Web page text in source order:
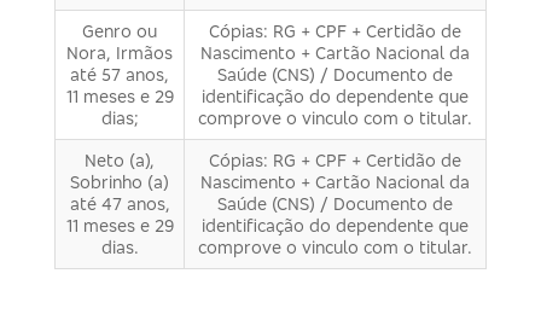
Genro ou
Nora, Irmãos
até 57 anos,
11 meses e 29
dias;
Cópias: RG + CPF + Certidão de
Nascimento + Cartão Nacional da
Saúde (CNS) / Documento de
identificação do dependente que
comprove o vinculo com o titular.
Neto (a),
Sobrinho (a)
até 47 anos,
11 meses e 29
dias.
Cópias: RG + CPF + Certidão de
Nascimento + Cartão Nacional da
Saúde (CNS) / Documento de
identificação do dependente que
comprove o vinculo com o titular.